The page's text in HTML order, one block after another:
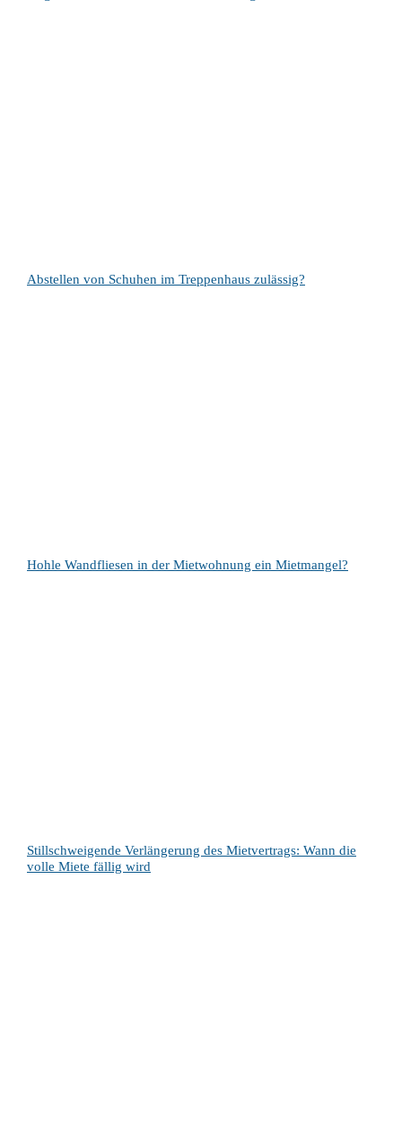
Abstellen von Schuhen im Treppenhaus zulässig?
Hohle Wandfliesen in der Mietwohnung ein Mietmangel?
Stillschweigende Verlängerung des Mietvertrags: Wann die
volle Miete fällig wird